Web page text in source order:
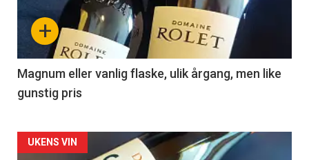
nå
3
+
Magnum eller vanlig flaske, ulik årgang, men like
gunstig pris
Forsiden
UKENS VIN